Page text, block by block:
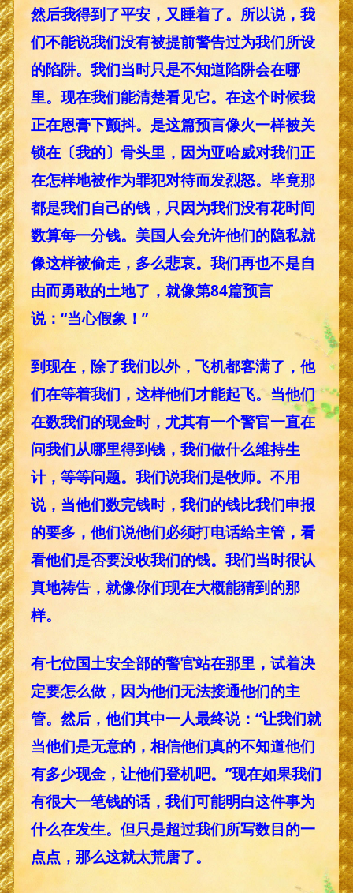
然后我得到了平安，又睡着了。所以说，我
们不能说我们没有被提前警告过为我们所设
的陷阱。我们当时只是不知道陷阱会在哪
里。现在我们能清楚看见它。在这个时候我
正在恩膏下颤抖。是这篇预言像火一样被关
锁在〔我的〕骨头里，因为亚哈威对我们正
在怎样地被作为罪犯对待而发烈怒。毕竟那
都是我们自己的钱，只因为我们没有花时间
数算每一分钱。美国人会允许他们的隐私就
像这样被偷走，多么悲哀。我们再也不是自
由而勇敢的土地了，就像第84篇预言
说：“当心假象！”
到现在，除了我们以外，飞机都客满了，他
们在等着我们，这样他们才能起飞。当他们
在数我们的现金时，尤其有一个警官一直在
问我们从哪里得到钱，我们做什么维持生
计，等等问题。我们说我们是牧师。不用
说，当他们数完钱时，我们的钱比我们申报
的要多，他们说他们必须打电话给主管，看
看他们是否要没收我们的钱。我们当时很认
真地祷告，就像你们现在大概能猜到的那
样。
有七位国土安全部的警官站在那里，试着决
定要怎么做，因为他们无法接通他们的主
管。然后，他们其中一人最终说：“让我们就
当他们是无意的，相信他们真的不知道他们
有多少现金，让他们登机吧。”现在如果我们
有很大一笔钱的话，我们可能明白这件事为
什么在发生。但只是超过我们所写数目的一
点点，那么这就太荒唐了。